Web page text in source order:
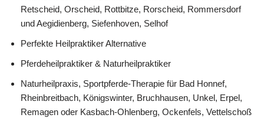
Retscheid, Orscheid, Rottbitze, Rorscheid, Rommersdorf
und Aegidienberg, Siefenhoven, Selhof
Perfekte Heilpraktiker Alternative
Pferdeheilpraktiker & Naturheilpraktiker
Naturheilpraxis, Sportpferde-Therapie für Bad Honnef,
Rheinbreitbach, Königswinter, Bruchhausen, Unkel, Erpel,
Remagen oder Kasbach-Ohlenberg, Ockenfels, Vettelschoß